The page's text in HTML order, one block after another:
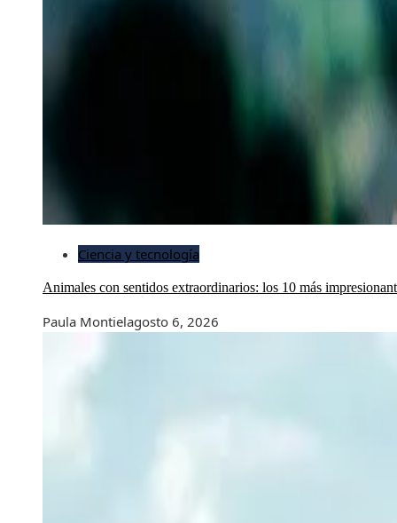
Ciencia y tecnología
Animales con sentidos extraordinarios: los 10 más
Paula Montielagosto 6, 2026